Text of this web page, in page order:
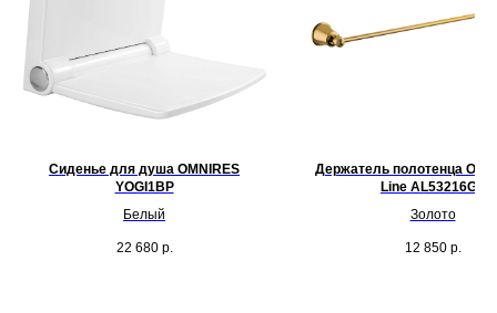
Сиденье для душа OMNIRES
YOGI1BP
Белый
22 680 р.
Держатель полотенца
Line AL53216GL
Золото
12 850 р.